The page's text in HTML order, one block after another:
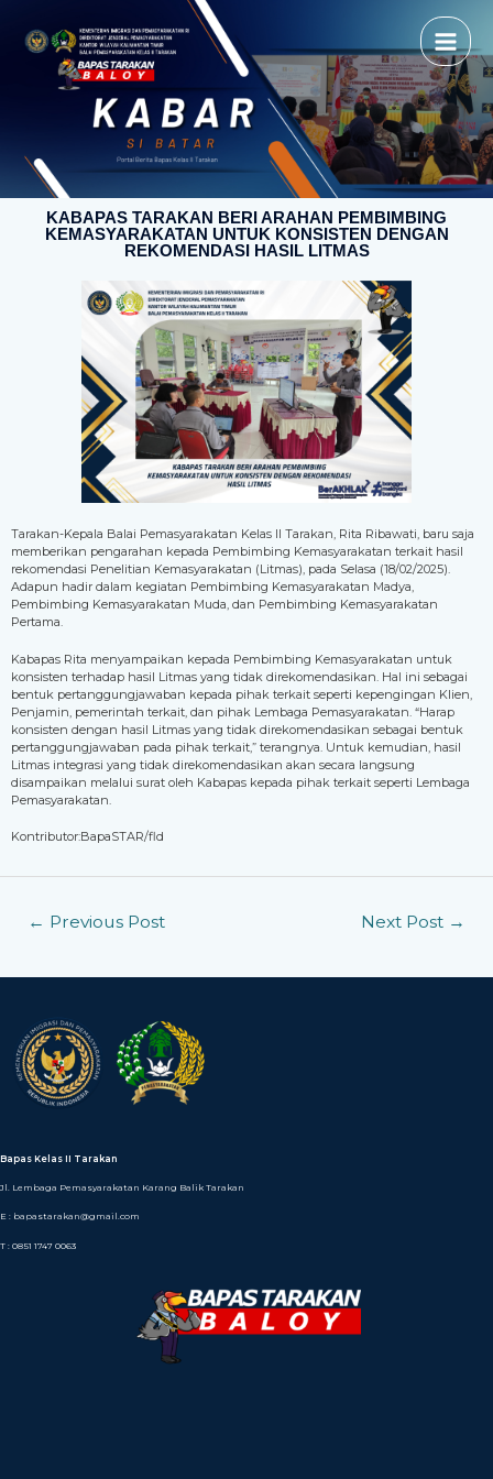
KABAPAS TARAKAN BERI ARAHAN PEMBIMBING
KEMASYARAKATAN UNTUK KONSISTEN DENGAN
REKOMENDASI HASIL LITMAS
Tarakan-Kepala Balai Pemasyarakatan Kelas II Tarakan, Rita Ribawati, baru saja
memberikan pengarahan kepada Pembimbing Kemasyarakatan terkait hasil
rekomendasi Penelitian Kemasyarakatan (Litmas), pada Selasa (18/02/2025).
Adapun hadir dalam kegiatan Pembimbing Kemasyarakatan Madya,
Pembimbing Kemasyarakatan Muda, dan Pembimbing Kemasyarakatan
Pertama.
Kabapas Rita menyampaikan kepada Pembimbing Kemasyarakatan untuk
konsisten terhadap hasil Litmas yang tidak direkomendasikan. Hal ini sebagai
bentuk pertanggungjawaban kepada pihak terkait seperti kepengingan Klien,
Penjamin, pemerintah terkait, dan pihak Lembaga Pemasyarakatan. “Harap
konsisten dengan hasil Litmas yang tidak direkomendasikan sebagai bentuk
pertanggungjawaban pada pihak terkait,” terangnya. Untuk kemudian, hasil
Litmas integrasi yang tidak direkomendasikan akan secara langsung
disampaikan melalui surat oleh Kabapas kepada pihak terkait seperti Lembaga
Pemasyarakatan.
Kontributor:BapaSTAR/fld
← Previous Post Next Post →
Bapas Kelas II Tarakan
Jl. Lembaga Pemasyarakatan Karang Balik Tarakan
E : bapastarakan@gmail.com
T : 0851 1747 0063